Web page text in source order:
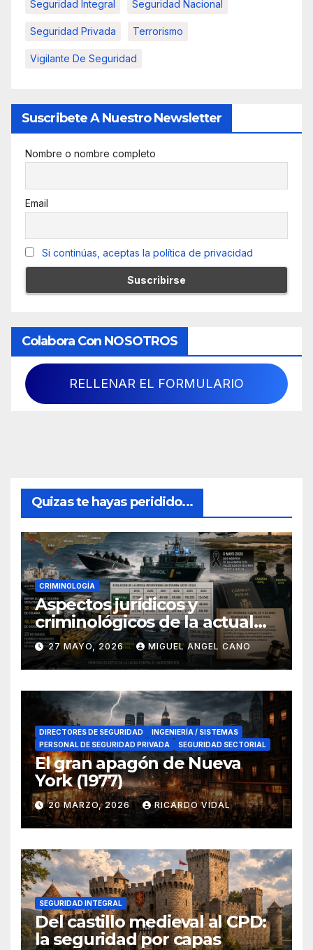
Seguridad Integral Seguridad Nacional
Seguridad Privada Terrorismo
Vigilante De Seguridad
Suscribete A Nuestro Newsletter
Nombre o nombre completo
Email
Si continúas, aceptas la política de privacidad
Colabora Con NOSOTROS
RELLENAR EL FORMULARIO
Quizas te hayas peridido...
CRIMINOLOGÍA
Aspectos jurídicos y
criminológicos de la actual
lucha contra el narcotráfico
en el sur de España
27 MAYO, 2026 MIGUEL ANGEL CANO
DIRECTORES DE SEGURIDAD
INGENIERÍA / SISTEMAS
PERSONAL DE SEGURIDAD PRIVADA
SEGURIDAD SECTORIAL
El gran apagón de Nueva
York (1977)
20 MARZO, 2026 RICARDO VIDAL
SEGURIDAD INTEGRAL
Del castillo medieval al CPD:
la seguridad por capas